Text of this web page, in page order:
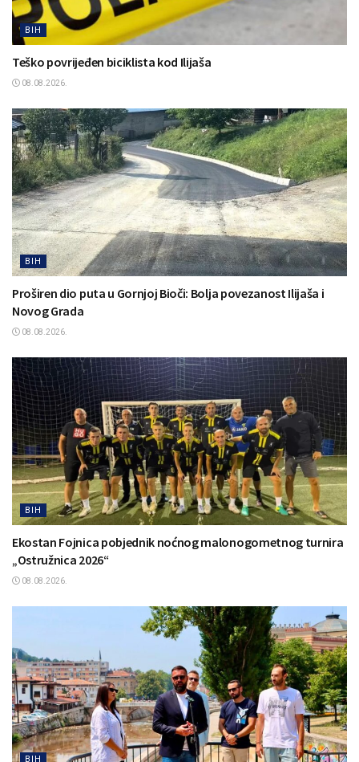
BIH
Teško povrijeđen biciklista kod Ilijaša
08.08.2026.
BIH
Proširen dio puta u Gornjoj Bioči: Bolja povezanost Ilijaša i
Novog Grada
08.08.2026.
BIH
Ekostan Fojnica pobjednik noćnog malonogometnog turnira
„Ostružnica 2026“
08.08.2026.
BIH